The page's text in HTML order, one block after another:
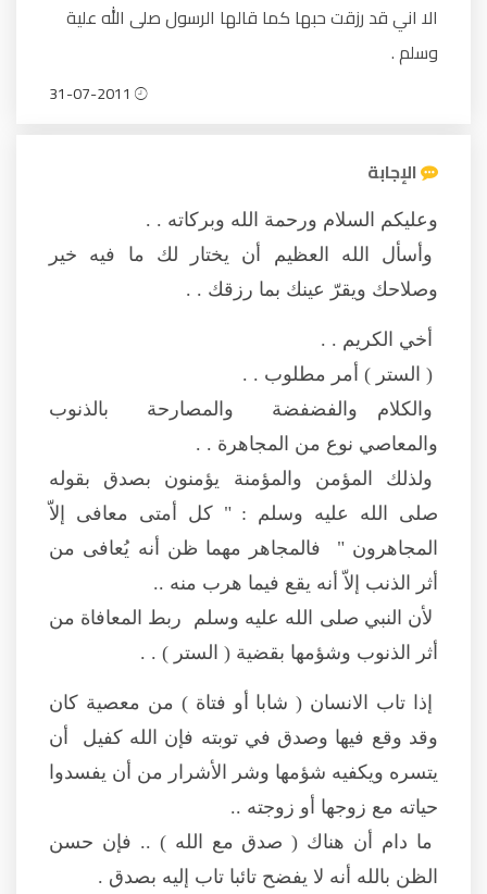
الا اني قد رزقت حبها كما قالها الرسول صلى الله علية
وسلم .
الإجابة
وعليكم السلام ورحمة الله وبركاته . .
وأسأل الله العظيم أن يختار لك ما فيه خير
وصلاحك ويقرّ عينك بما رزقك . .
أخي الكريم . .
( الستر ) أمر مطلوب . .
والكلام والفضفضة والمصارحة بالذنوب
والمعاصي نوع من المجاهرة . .
ولذلك المؤمن والمؤمنة يؤمنون بصدق بقوله
صلى الله عليه وسلم : " كل أمتى معافى إلاّ
المجاهرون " فالمجاهر مهما ظن أنه يُعافى من
أثر الذنب إلاّ أنه يقع فيما هرب منه ..
لأن النبي صلى الله عليه وسلم ربط المعافاة من
أثر الذنوب وشؤمها بقضية ( الستر ) . .
إذا تاب الانسان ( شابا أو فتاة ) من معصية كان
وقد وقع فيها وصدق في توبته فإن الله كفيل أن
يتسره ويكفيه شؤمها وشر الأشرار من أن يفسدوا
حياته مع زوجها أو زوجته ..
ما دام أن هناك ( صدق مع الله ) .. فإن حسن
الظن بالله أنه لا يفضح تائبا تاب إليه بصدق .